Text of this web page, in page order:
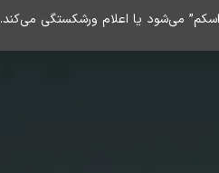
می‌شود یا اعلام ورشکستگی می‌کند.